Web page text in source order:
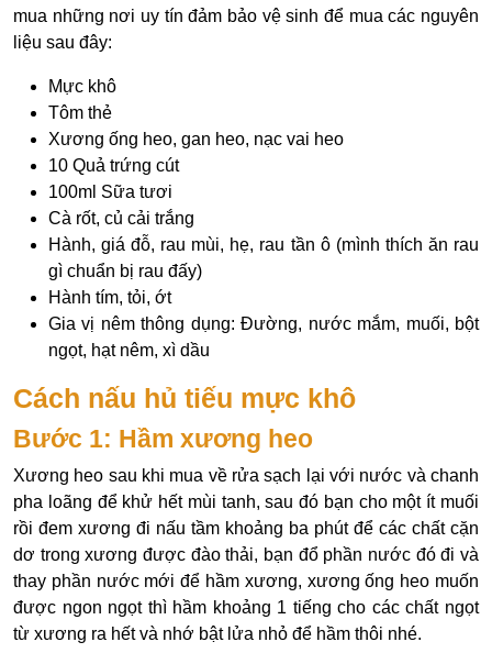
mua những nơi uy tín đảm bảo vệ sinh để mua các nguyên
liệu sau đây:
Mực khô
Tôm thẻ
Xương ống heo, gan heo, nạc vai heo
10 Quả trứng cút
100ml Sữa tươi
Cà rốt, củ cải trắng
Hành, giá đỗ, rau mùi, hẹ, rau tần ô (mình thích ăn rau
gì chuẩn bị rau đấy)
Hành tím, tỏi, ớt
Gia vị nêm thông dụng: Đường, nước mắm, muối, bột
ngọt, hạt nêm, xì dầu
Cách nấu hủ tiếu mực khô
Bước 1: Hầm xương heo
Xương heo sau khi mua về rửa sạch lại với nước và chanh
pha loãng để khử hết mùi tanh, sau đó bạn cho một ít muối
rồi đem xương đi nấu tầm khoảng ba phút để các chất cặn
dơ trong xương được đào thải, bạn đổ phần nước đó đi và
thay phần nước mới để hầm xương, xương ống heo muốn
được ngon ngọt thì hầm khoảng 1 tiếng cho các chất ngọt
từ xương ra hết và nhớ bật lửa nhỏ để hầm thôi nhé.